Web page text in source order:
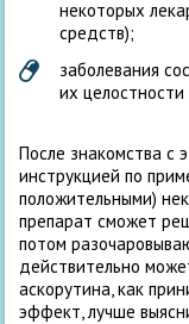
некоторых
средств);
заболевания
их
После знакомства с
инструкцией по
положительными)
препарат сможет
потом
действительно
аскорутина, как
эффект, лучше